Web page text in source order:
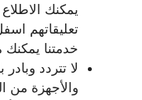
يمكنك
تعليقاتهم
خدمتنا يمكنك
لا تتردد
والأجهزة من